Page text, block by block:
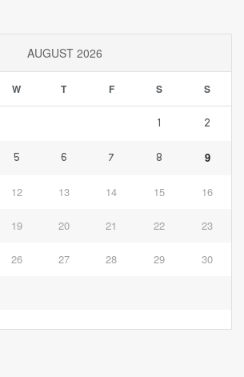
AUGUST 2026
W T F S S
1 2
5 6 7 8 9
12 13 14 15 16
19 20 21 22 23
26 27 28 29 30